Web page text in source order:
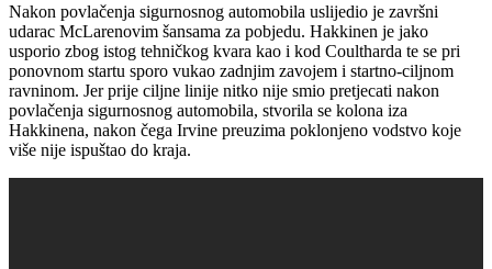
Nakon povlačenja sigurnosnog automobila uslijedio je završni
udarac McLarenovim šansama za pobjedu. Hakkinen je jako
usporio zbog istog tehničkog kvara kao i kod Coultharda te se pri
ponovnom startu sporo vukao zadnjim zavojem i startno-ciljnom
ravninom. Jer prije ciljne linije nitko nije smio pretjecati nakon
povlačenja sigurnosnog automobila, stvorila se kolona iza
Hakkinena, nakon čega Irvine preuzima poklonjeno vodstvo koje
više nije ispuštao do kraja.